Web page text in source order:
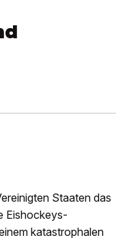
Staaten das
Eishockeys-
katastrophalen